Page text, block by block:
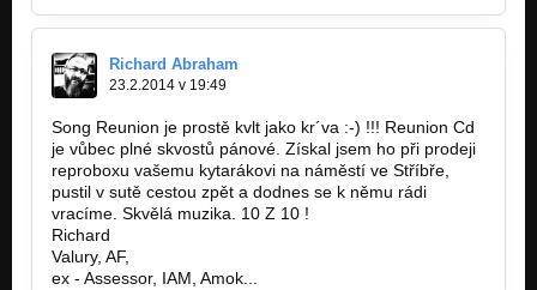
Nevadí
Nezařazeno
Intro
Reunion
Richard Abraham
23.2.2014 v 19:49
Song Reunion je prostě kvlt jako kr´va :-) !!! Reunion Cd
je vůbec plné skvostů pánové. Získal jsem ho při prodeji
reproboxu vašemu kytarákovi na náměstí ve Stříbře,
pustil v sutě cestou zpět a dodnes se k němu rádi
vracíme. Skvělá muzika. 10 Z 10 !
Richard
Valury, AF,
ex - Assessor, IAM, Amok...